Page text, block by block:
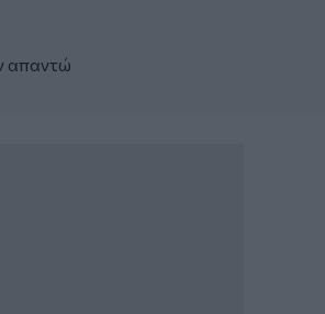
απαντώ